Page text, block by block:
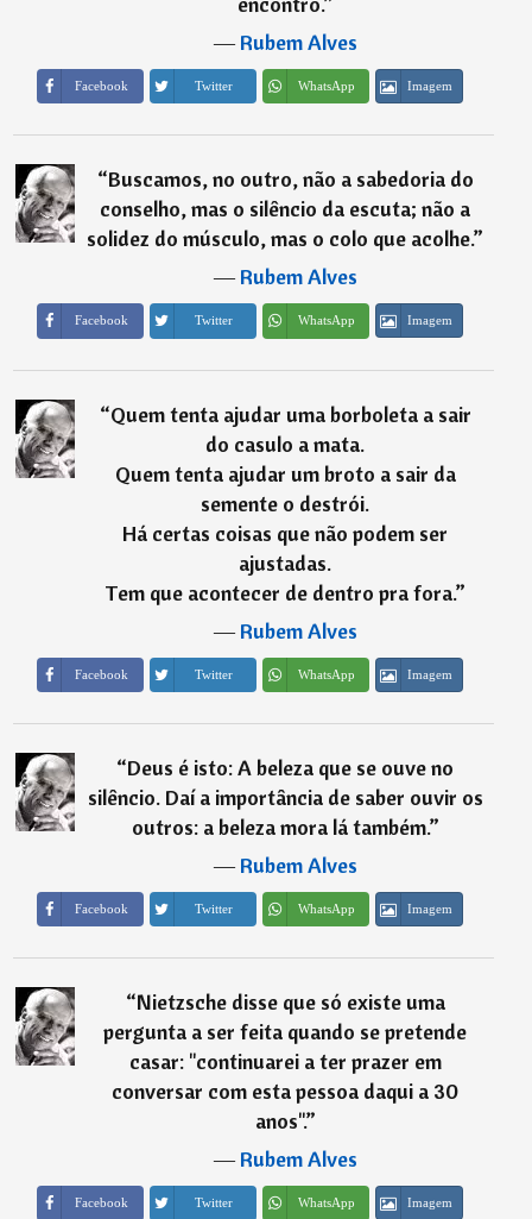
―Rubem Alves
Facebook Twitter WhatsApp Imagem
“Buscamos, no outro, não a sabedoria do
conselho, mas o silêncio da escuta; não a
solidez do músculo, mas o colo que acolhe.”
―Rubem Alves
Facebook Twitter WhatsApp Imagem
“Quem tenta ajudar uma borboleta a sair
do casulo a mata.
Quem tenta ajudar um broto a sair da
semente o destrói.
Há certas coisas que não podem ser
ajustadas.
Tem que acontecer de dentro pra fora.”
―Rubem Alves
Facebook Twitter WhatsApp Imagem
“Deus é isto: A beleza que se ouve no
silêncio. Daí a importância de saber ouvir os
outros: a beleza mora lá também.”
―Rubem Alves
Facebook Twitter WhatsApp Imagem
“Nietzsche disse que só existe uma
pergunta a ser feita quando se pretende
casar: "continuarei a ter prazer em
conversar com esta pessoa daqui a 30
anos".”
―Rubem Alves
Facebook Twitter WhatsApp Imagem